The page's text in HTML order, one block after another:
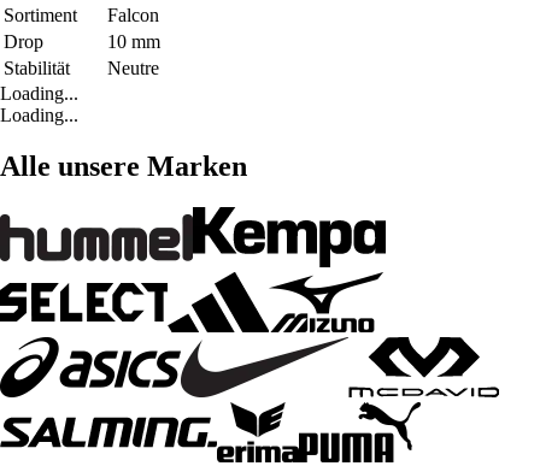
Sortiment
Falcon
Drop
10 mm
Stabilität
Neutre
Loading...
Loading...
Alle unsere Marken